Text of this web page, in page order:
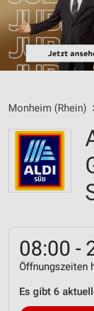
Monheim (Rhein)
08:00 -
Öffnungszeiten
Es gibt 6